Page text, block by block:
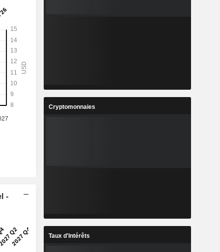
-
Cryptomonnaies
Taux d'Intérêts